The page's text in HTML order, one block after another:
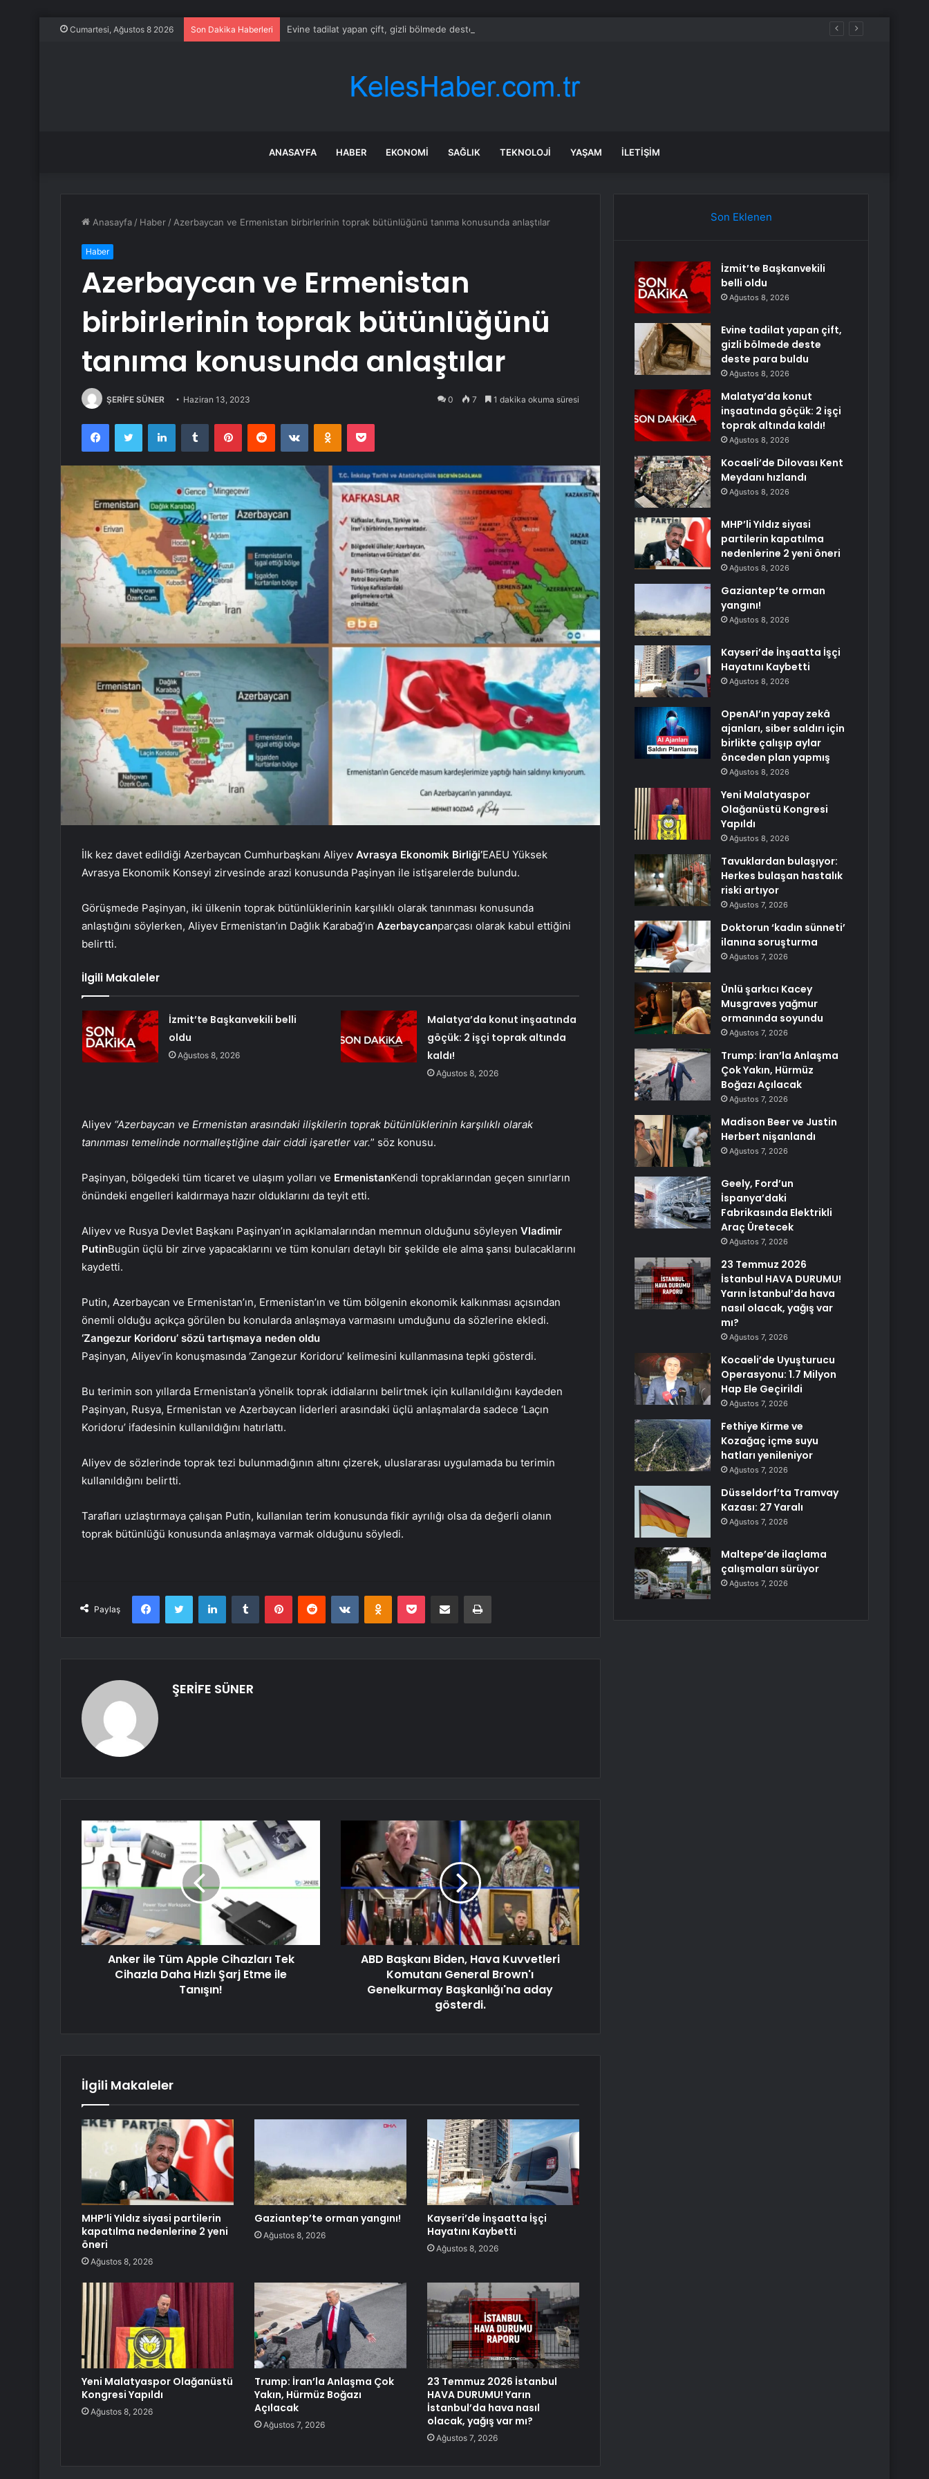
Cumartesi, Ağustos 8 2026 Son Dakika Haberleri Evine tadilat yapan çift, gizli bölmede deste deste para buldu
ANASAYFA HABER EKONOMI SAĞLIK TEKNOLOJI YAŞAM İLETIŞIM
Anasayfa / Haber / Azerbaycan ve Ermenistan birbirlerinin toprak bütünlüğünü tanıma konusunda anlaştılar
Haber
Azerbaycan ve Ermenistan
birbirlerinin toprak bütünlüğünü
tanıma konusunda anlaştılar
ŞERİFE SÜNER Haziran 13, 2023 0 7 1 dakika okuma süresi
FacebookTwitter LinkedInTumblr PinterestReddit VKontakteOdnoklassniki
Pocket
İlk kez davet edildiği Azerbaycan Cumhurbaşkanı Aliyev Avrasya Ekonomik Birliği’EAEU Yüksek
Avrasya Ekonomik Konseyi zirvesinde arazi konusunda Paşinyan ile istişarelerde bulundu.
Görüşmede Paşinyan, iki ülkenin toprak bütünlüklerinin karşılıklı olarak tanınması konusunda
anlaştığını söylerken, Aliyev Ermenistan’ın Dağlık Karabağ’ın Azerbaycanparçası olarak kabul ettiğini
belirtti.
İlgili Makaleler
İzmit’te Başkanvekili belli
oldu
Ağustos 8, 2026
Malatya’da konut inşaatında
göçük: 2 işçi toprak altında
kaldı!
Ağustos 8, 2026
Aliyev “Azerbaycan ve Ermenistan arasındaki ilişkilerin toprak bütünlüklerinin karşılıklı olarak
tanınması temelinde normalleştiğine dair ciddi işaretler var.” söz konusu.
Paşinyan, bölgedeki tüm ticaret ve ulaşım yolları ve ErmenistanKendi topraklarından geçen sınırların
önündeki engelleri kaldırmaya hazır olduklarını da teyit etti.
Aliyev ve Rusya Devlet Başkanı Paşinyan’ın açıklamalarından memnun olduğunu söyleyen Vladimir
PutinBugün üçlü bir zirve yapacaklarını ve tüm konuları detaylı bir şekilde ele alma şansı bulacaklarını
kaydetti.
Putin, Azerbaycan ve Ermenistan’ın, Ermenistan’ın ve tüm bölgenin ekonomik kalkınması açısından
önemli olduğu açıkça görülen bu konularda anlaşmaya varmasını umduğunu da sözlerine ekledi.
‘Zangezur Koridoru’ sözü tartışmaya neden oldu
Paşinyan, Aliyev’in konuşmasında ‘Zangezur Koridoru’ kelimesini kullanmasına tepki gösterdi.
Bu terimin son yıllarda Ermenistan’a yönelik toprak iddialarını belirtmek için kullanıldığını kaydeden
Paşinyan, Rusya, Ermenistan ve Azerbaycan liderleri arasındaki üçlü anlaşmalarda sadece ‘Laçın
Koridoru’ ifadesinin kullanıldığını hatırlattı.
Aliyev de sözlerinde toprak tezi bulunmadığının altını çizerek, uluslararası uygulamada bu terimin
kullanıldığını belirtti.
Tarafları uzlaştırmaya çalışan Putin, kullanılan terim konusunda fikir ayrılığı olsa da değerli olanın
toprak bütünlüğü konusunda anlaşmaya varmak olduğunu söyledi.
Paylaş
FacebookTwitter LinkedInTumblr PinterestReddit VKontakteOdnoklassniki
Pocket E-Posta ile paylaş Yazdır
ŞERİFE SÜNER
Anker ile Tüm Apple Cihazları Tek
Cihazla Daha Hızlı Şarj Etme ile
Tanışın!
ABD Başkanı Biden, Hava Kuvvetleri
Komutanı General Brown'ı
Genelkurmay Başkanlığı'na aday
gösterdi.
İlgili Makaleler
MHP’li Yıldız siyasi partilerin
kapatılma nedenlerine 2 yeni
öneri
Ağustos 8, 2026
Gaziantep’te orman yangını!
Ağustos 8, 2026
Kayseri’de İnşaatta İşçi
Hayatını Kaybetti
Ağustos 8, 2026
Yeni Malatyaspor Olağanüstü
Kongresi Yapıldı
Ağustos 8, 2026
Trump: İran’la Anlaşma Çok
Yakın, Hürmüz Boğazı
Açılacak
Ağustos 7, 2026
23 Temmuz 2026 İstanbul
HAVA DURUMU! Yarın
İstanbul’da hava nasıl
olacak, yağış var mı?
Ağustos 7, 2026
Son Eklenen
İzmit’te Başkanvekili
belli oldu
Ağustos 8, 2026
Evine tadilat yapan çift,
gizli bölmede deste
deste para buldu
Ağustos 8, 2026
Malatya’da konut
inşaatında göçük: 2 işçi
toprak altında kaldı!
Ağustos 8, 2026
Kocaeli’de Dilovası Kent
Meydanı hızlandı
Ağustos 8, 2026
MHP’li Yıldız siyasi
partilerin kapatılma
nedenlerine 2 yeni öneri
Ağustos 8, 2026
Gaziantep’te orman
yangını!
Ağustos 8, 2026
Kayseri’de İnşaatta İşçi
Hayatını Kaybetti
Ağustos 8, 2026
OpenAI’ın yapay zekâ
ajanları, siber saldırı için
birlikte çalışıp aylar
önceden plan yapmış
Ağustos 8, 2026
Yeni Malatyaspor
Olağanüstü Kongresi
Yapıldı
Ağustos 8, 2026
Tavuklardan bulaşıyor:
Herkes bulaşan hastalık
riski artıyor
Ağustos 7, 2026
Doktorun ‘kadın sünneti’
ilanına soruşturma
Ağustos 7, 2026
Ünlü şarkıcı Kacey
Musgraves yağmur
ormanında soyundu
Ağustos 7, 2026
Trump: İran’la Anlaşma
Çok Yakın, Hürmüz
Boğazı Açılacak
Ağustos 7, 2026
Madison Beer ve Justin
Herbert nişanlandı
Ağustos 7, 2026
Geely, Ford’un
İspanya’daki
Fabrikasında Elektrikli
Araç Üretecek
Ağustos 7, 2026
23 Temmuz 2026
İstanbul HAVA DURUMU!
Yarın İstanbul’da hava
nasıl olacak, yağış var
mı?
Ağustos 7, 2026
Kocaeli’de Uyuşturucu
Operasyonu: 1.7 Milyon
Hap Ele Geçirildi
Ağustos 7, 2026
Fethiye Kirme ve
Kozağaç içme suyu
hatları yenileniyor
Ağustos 7, 2026
Düsseldorf’ta Tramvay
Kazası: 27 Yaralı
Ağustos 7, 2026
Maltepe’de ilaçlama
çalışmaları sürüyor
Ağustos 7, 2026